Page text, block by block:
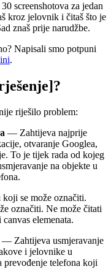
screenshotova za jedan
kroz jelovnik i čitaš što je
znaš prije narudžbe.
Napisali smo potpuni
.
riješilo problem:
— Zahtijeva najprije
otvaranje Googlea,
To je tijek rada od kojeg
na objekte u
se može označiti.
označiti. Ne može čitati
elemenata.
— Zahtijeva usmjeravanje
i jelovnike u
prevođenje telefona koji